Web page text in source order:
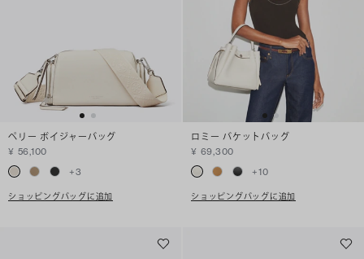
ペリー ボイジャーバッグ
¥ 56,100
+3
ショッピングバッグに追加
ロミー バケットバッグ
¥ 69,300
+10
ショッピングバッグに追加